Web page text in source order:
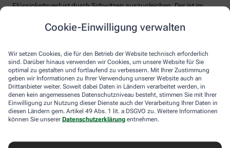
Cookie-Einwilligung verwalten
Wir setzen Cookies, die für den Betrieb der Website technisch erforderlich
sind. Darüber hinaus verwenden wir Cookies, um unsere Website für Sie
optimal zu gestalten und fortlaufend zu verbessern. Mit Ihrer Zustimmung
geben wir Informationen zu Ihrer Verwendung unserer Website auch an
Drittanbieter weiter. Soweit dabei Daten in Ländern verarbeitet werden, in
denen kein angemessenes Datenschutzniveau besteht, stimmen Sie mit Ihrer
Einwilligung zur Nutzung dieser Dienste auch der Verarbeitung Ihrer Daten in
diesen Ländern gem. Artikel 49 Abs. 1 lit. a DSGVO zu. Weitere Informationen
können Sie unserer Datenschutzerklärung entnehmen.
Flüssigkeitsverlust durch Schwitzen auszugleichen. Der ist im
Temperaturen. Trinken wir zu wenig, sind Kopfschmerzen und
Konzentrationsprobleme meist die Folge.
Weniger bekannt ist, dass ein Flüssigkeitsmangel auch anderen
Organen zusetzt. So kann Hitzestress auch ernsthaft die Nieren
schädigen – und zwar nachhaltig und auch bei gesunden
Menschen. Als Faustregel gilt: Zwei bis drei Liter täglich sollten es
sein. Die besten Durstlöscher: Mineralwasser, ungesüßte Kräuter-
und Früchtetees oder verdünnte Säfte. Auch wasserreiches Obst
und Gemüse wie Melonen, Gurken oder Tomaten kann
Flüssigkeitsverluste ausgleichen. Bei Herz-Kreislauf- oder
besprechen.